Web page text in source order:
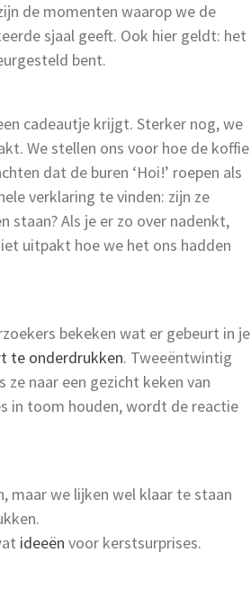
de momenten waarop we de
sjaal geeft. Ook hier geldt: het
bent.
cadeautje krijgt. Sterker nog, we
We stellen ons voor hoe de koffie
dat de buren ‘Hoi!’ roepen als
verklaring te vinden: zijn ze
staan? Als je er zo over nadenkt,
uitpakt hoe we het ons hadden
bekeken wat er gebeurt in je
te onderdrukken. Tweeëntwintig
naar een gezicht keken van
in toom houden, wordt de reactie
maar we lijken wel klaar te staan
ideeën voor kerstsurprises.